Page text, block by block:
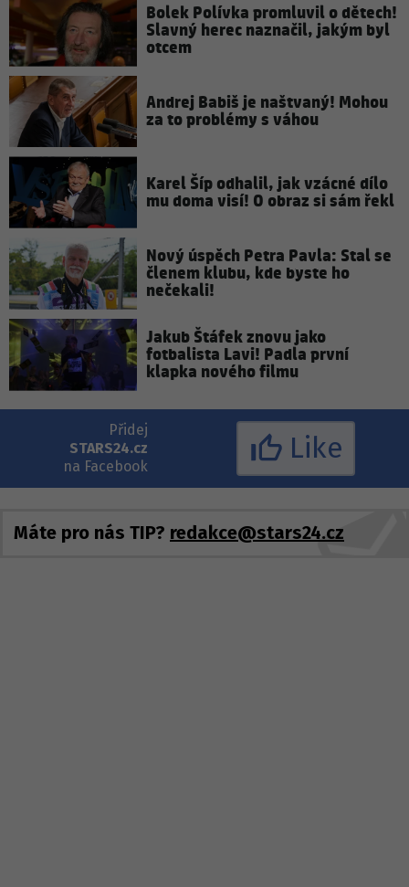
Bolek Polívka promluvil o dětech!
Slavný herec naznačil, jakým byl
otcem
Andrej Babiš je naštvaný! Mohou
za to problémy s váhou
Karel Šíp odhalil, jak vzácné dílo
mu doma visí! O obraz si sám řekl
Nový úspěch Petra Pavla: Stal se
členem klubu, kde byste ho
nečekali!
Jakub Štáfek znovu jako
fotbalista Lavi! Padla první
klapka nového filmu
Přidej
STARS24.cz
na Facebook
Like
Máte pro nás TIP? redakce@stars24.cz